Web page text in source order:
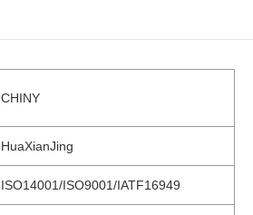
CHINY
HuaXianJing
ISO14001/ISO9001/IATF16949